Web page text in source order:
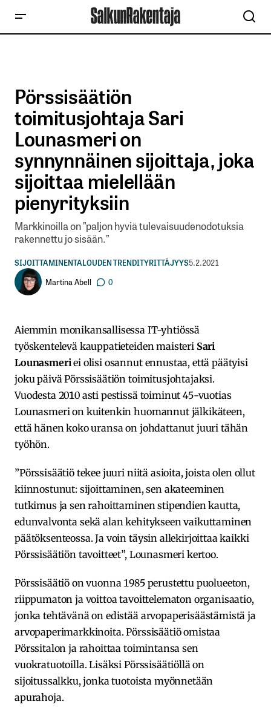
Pörssisäätiön
toimitusjohtaja Sari
Lounasmeri on
synnynnäinen sijoittaja, joka
sijoittaa mielellään
pienyrityksiin
Markkinoilla on ”paljon hyviä tulevaisuudenodotuksia
rakennettu jo sisään.”
SIJOITTAMINENTALOUDEN TRENDITYRITTÄJYYS5.2.2021
Martina Abell
0
Aiemmin monikansallisessa IT-yhtiössä
työskentelevä kauppatieteiden maisteri Sari
Lounasmeri ei olisi osannut ennustaa, että päätyisi
joku päivä Pörssisäätiön toimitusjohtajaksi.
Vuodesta 2010 asti pestissä toiminut 45-vuotias
Lounasmeri on kuitenkin huomannut jälkikäteen,
että hänen koko uransa on johdattanut juuri tähän
työhön.
”Pörssisäätiö tekee juuri niitä asioita, joista olen ollut
kiinnostunut: sijoittaminen, sen akateeminen
tutkimus ja sen rahoittaminen stipendien kautta,
edunvalvonta sekä alan kehitykseen vaikuttaminen
päätöksenteossa. Ja voin täysin allekirjoittaa kaikki
Pörssisäätiön tavoitteet”, Lounasmeri kertoo.
Pörssisäätiö on vuonna 1985 perustettu puolueeton,
riippumaton ja voittoa tavoittelematon organisaatio,
jonka tehtävänä on edistää arvopaperisäästämistä ja
arvopaperimarkkinoita. Pörssisäätiö omistaa
Pörssitalon ja rahoittaa toimintansa sen
vuokratuotoilla. Lisäksi Pörssisäätiöllä on
sijoitussalkku, jonka tuotoista myönnetään
apurahoja.